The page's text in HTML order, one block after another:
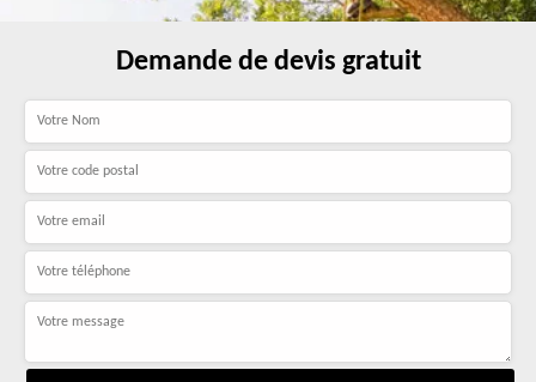
Demande de devis gratuit